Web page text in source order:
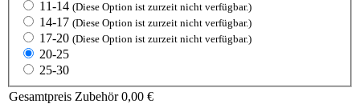
11-14 (Diese Option ist zurzeit nicht verfügbar.)
14-17 (Diese Option ist zurzeit nicht verfügbar.)
17-20 (Diese Option ist zurzeit nicht verfügbar.)
20-25
25-30
Gesamtpreis Zubehör 0,00 €